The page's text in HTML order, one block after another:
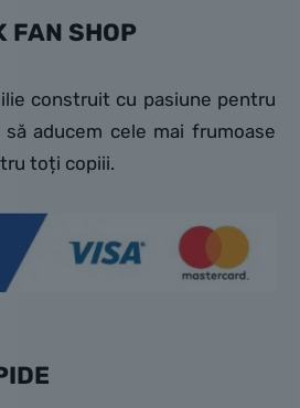
FAN SHOP
construit cu pasiune pentru
să aducem cele mai frumoase
toți copiii.